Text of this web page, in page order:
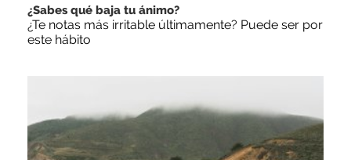
¿Sabes qué baja tu ánimo?
¿Te notas más irritable últimamente? Puede ser por
este hábito